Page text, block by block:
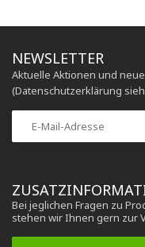
Bei jeglichen Fragen zu
stehen wir Ihnen gern zur
NEWSLETTER
Aktuelle Aktionen und
(Datenschutzerklärung